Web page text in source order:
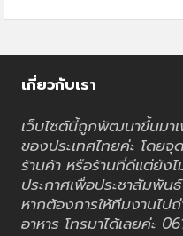
เกี่ยวกับเรา
เว็บไซต์นี้ถูกพัฒนาขึ้นมา
ของประเทศไทยค่ะ โดยจุ
ร้านค้า หรือร้านที่ดีแต่ยัง
ประกาศเพื่อประชาสัมพัน
หากต้องการให้ทีมงานไ
อาหาร โทรมาได้เลยค่ะ